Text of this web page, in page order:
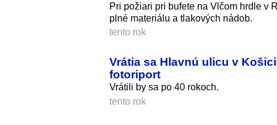
Pri požiari pri bufete na Vlčom hrdle v
plné materiálu a tlakových nádob.
tento rok
Vrátia sa Hlavnú ulicu v
fotoriport
Vrátili by sa po 40 rokoch.
tento rok